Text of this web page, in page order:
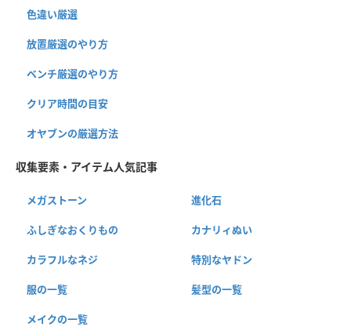
色違い厳選
放置厳選のやり方
ベンチ厳選のやり方
クリア時間の目安
オヤブンの厳選方法
収集要素・アイテム人気記事
メガストーン 進化石
ふしぎなおくりもの カナリィぬい
カラフルなネジ 特別なヤドン
服の一覧 髪型の一覧
メイクの一覧